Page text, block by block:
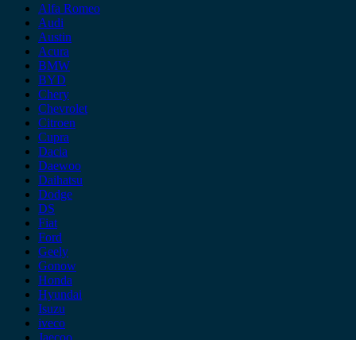
Alfa Romeo
Audi
Austin
Acura
BMW
BYD
Chery
Chevrolet
Citroen
Cupra
Dacia
Daewoo
Daihatsu
Dodge
DS
Fiat
Ford
Geely
Gonow
Honda
Hyundai
Isuzu
iveco
Jaecoo